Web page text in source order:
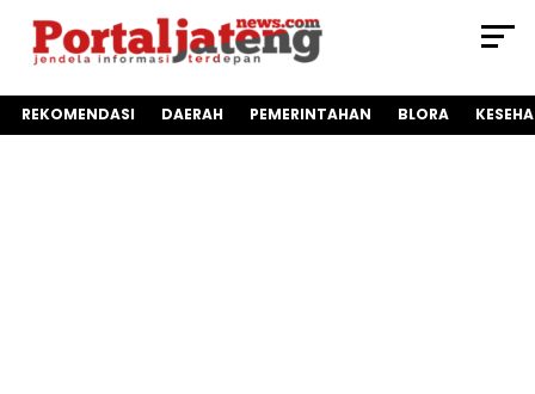
REKOMENDASI DAERAH PEMERINTAHAN BLORA